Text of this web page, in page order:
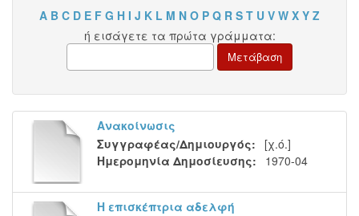
A B C D E F G H I J K L M N O P Q R S T U V W X Y Z
ή εισάγετε τα πρώτα γράμματα:
Ανακοίνωσις
Συγγραφέας/Δημιουργός:
[χ.ό.]
Ημερομηνία Δημοσίευσης:
1970-04
Η επισκέπτρια αδελφή